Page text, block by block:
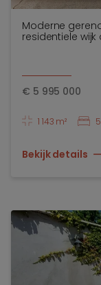
Moderne
residentiele
€ 5 995 000
1 143 m² 5
Bekijk details